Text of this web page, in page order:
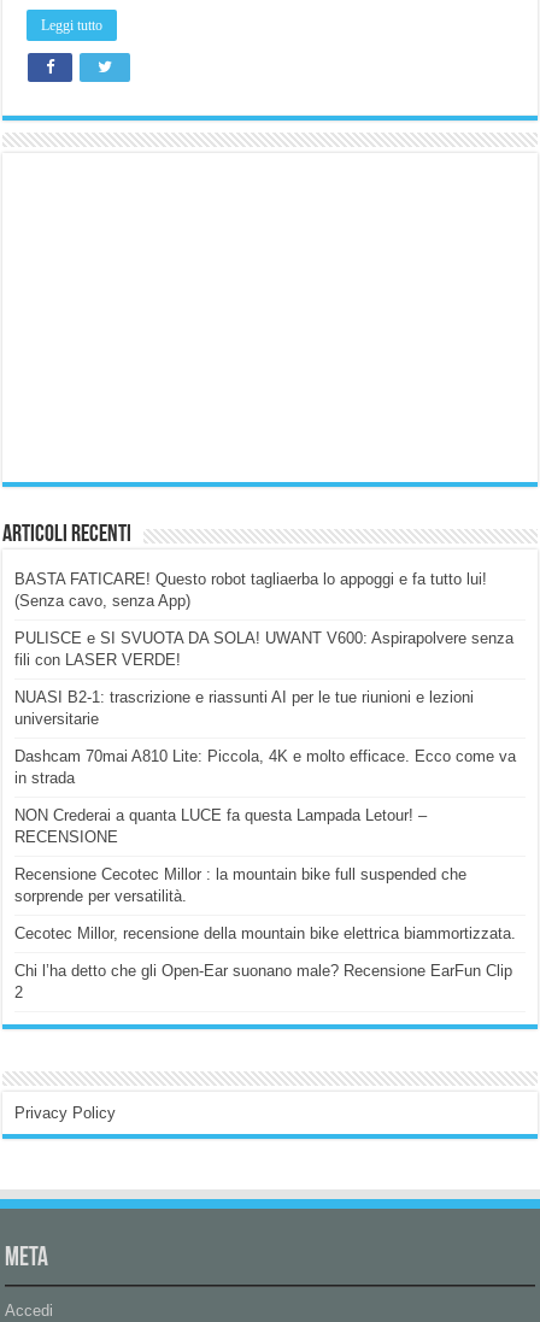
Leggi tutto
Articoli Recenti
BASTA FATICARE! Questo robot tagliaerba lo appoggi e fa tutto lui!
(Senza cavo, senza App)
PULISCE e SI SVUOTA DA SOLA! UWANT V600: Aspirapolvere senza
fili con LASER VERDE!
NUASI B2-1: trascrizione e riassunti AI per le tue riunioni e lezioni
universitarie
Dashcam 70mai A810 Lite: Piccola, 4K e molto efficace. Ecco come va
in strada
NON Crederai a quanta LUCE fa questa Lampada Letour! –
RECENSIONE
Recensione Cecotec Millor : la mountain bike full suspended che
sorprende per versatilità.
Cecotec Millor, recensione della mountain bike elettrica biammortizzata.
Chi l’ha detto che gli Open-Ear suonano male? Recensione EarFun Clip
2
Privacy Policy
Meta
Accedi